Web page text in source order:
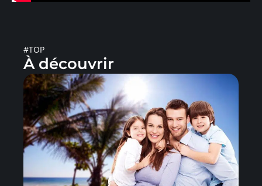
#TOP
À découvrir